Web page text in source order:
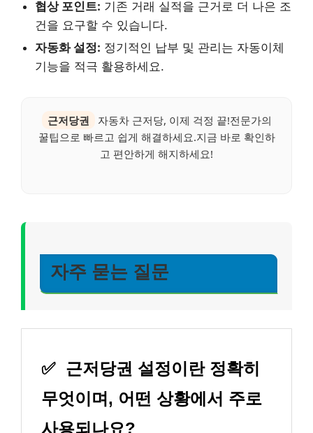
협상 포인트: 기존 거래 실적을 근거로 더 나은 조
건을 요구할 수 있습니다.
자동화 설정: 정기적인 납부 및 관리는 자동이체
기능을 적극 활용하세요.
근저당권
자동차 근저당, 이제 걱정 끝!전문가의
꿀팁으로 빠르고 쉽게 해결하세요.지금 바로 확인하
고 편안하게 해지하세요!
자주 묻는 질문
✅ 근저당권 설정이란 정확히
무엇이며, 어떤 상황에서 주로
사용되나요?